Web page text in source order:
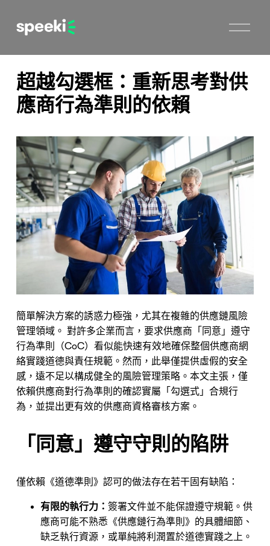
開
選
單
超越勾選框：重新思考對供
應商行為準則的依賴
簡單解決方案的誘惑力極強，尤其在複雜的供應鏈風險
管理領域。 對許多企業而言，要求供應商「同意」遵守
行為準則（CoC）看似能快速有效地確保整個供應商網
絡實踐道德與責任規範。然而，此舉僅提供虛假的安全
感，遠不足以構成健全的風險管理策略。本文主張，僅
依賴供應商對行為準則的確認實屬「勾選式」合規行
為，並提出更有效的供應商資格審核方案。
「同意」遵守守則的陷阱
僅依賴《道德準則》認可的做法存在若干固有缺陷：
有限的執行力： 簽署文件並不能保證遵守規範。供
應商可能不熟悉《供應鏈行為準則》的具體細節、
缺乏執行資源，或單純將利潤置於道德實踐之上。